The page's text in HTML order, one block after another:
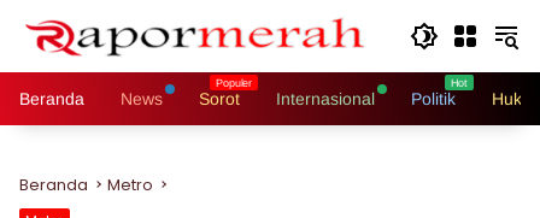
Beranda News Sorot Internasional Politik
Beranda Metro